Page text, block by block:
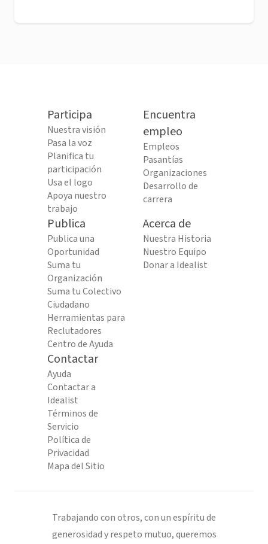
Participa
Nuestra visión
Pasa la voz
Planifica tu
participación
Usa el logo
Apoya nuestro
trabajo
Encuentra
empleo
Empleos
Pasantías
Organizaciones
Desarrollo de
carrera
Publica
Publica una
Oportunidad
Suma tu
Organización
Suma tu Colectivo
Ciudadano
Herramientas para
Reclutadores
Centro de Ayuda
Acerca de
Nuestra Historia
Nuestro Equipo
Donar a Idealist
Contactar
Ayuda
Contactar a
Idealist
Términos de
Servicio
Política de
Privacidad
Mapa del Sitio
Trabajando con otros, con un espíritu de
generosidad y respeto mutuo, queremos